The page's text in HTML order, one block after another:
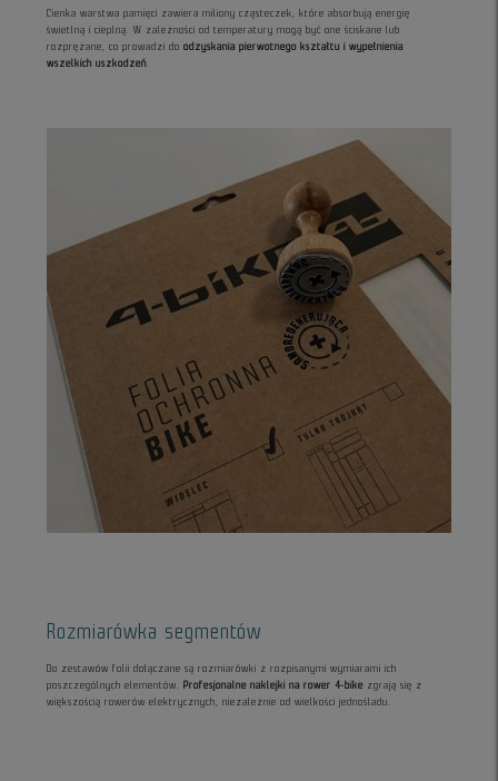
Cienka warstwa pamięci zawiera miliony cząsteczek, które absorbują energię
świetlną i cieplną. W zależności od temperatury mogą być one ściskane lub
rozprężane, co prowadzi doodzyskania pierwotnego kształtu i wypełnienia
wszelkich uszkodzeń.
Rozmiarówka segmentów
Do zestawów folii dołączane są rozmiarówki z rozpisanymi wymiarami ich
poszczególnych elementów. Profesjonalne naklejki na rower 4-bike zgrają się z
większością rowerów elektrycznych, niezależnie od wielkości jednośladu.